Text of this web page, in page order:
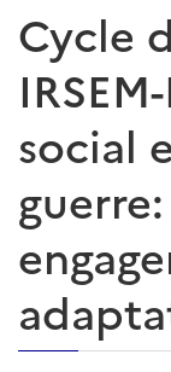
Cycle
social